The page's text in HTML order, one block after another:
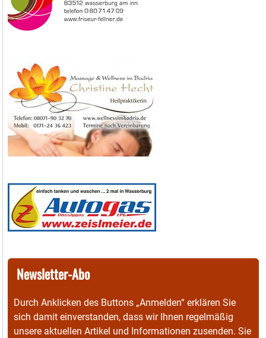
Newsletter-Abo
Durch Anklicken des Buttons „Anmelden“ erklären Sie
sich damit einverstanden, dass wir Ihnen regelmäßig
unsere aktuellen Artikel und Informationen zusenden. Sie